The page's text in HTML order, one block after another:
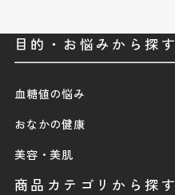
目的・お悩みから探す
血糖値の悩み
おなかの健康
美容・美肌
商品カテゴリから探す